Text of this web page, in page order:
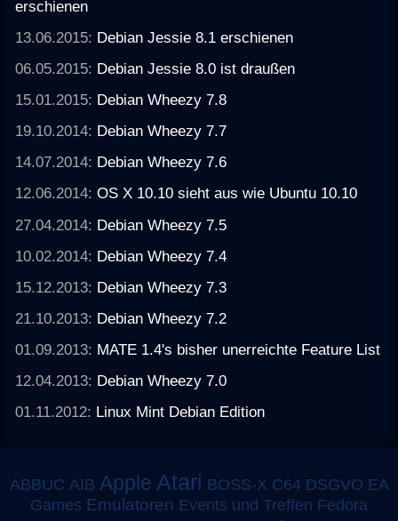
erschienen
13.06.2015: Debian Jessie 8.1 erschienen
06.05.2015: Debian Jessie 8.0 ist draußen
15.01.2015: Debian Wheezy 7.8
19.10.2014: Debian Wheezy 7.7
14.07.2014: Debian Wheezy 7.6
12.06.2014:OS X 10.10 sieht aus wie Ubuntu 10.10
27.04.2014: Debian Wheezy 7.5
10.02.2014: Debian Wheezy 7.4
15.12.2013: Debian Wheezy 7.3
21.10.2013: Debian Wheezy 7.2
01.09.2013: MATE 1.4's bisher unerreichte Feature List
12.04.2013: Debian Wheezy 7.0
01.11.2012: Linux Mint Debian Edition
ABBUC AIB Apple Atari BOSS-X C64 DSGVO EA
Games Emulatoren Events und Treffen Fedora